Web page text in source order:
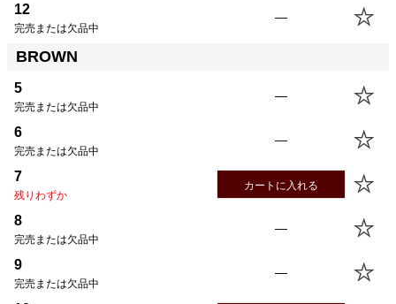
12
完売または欠品中
—
BROWN
5
完売または欠品中
—
6
完売または欠品中
—
7
残りわずか
カートに入れる
8
完売または欠品中
—
9
完売または欠品中
—